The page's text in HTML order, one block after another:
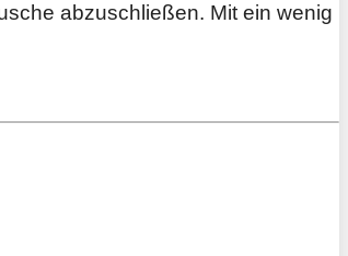
abzuschließen. Mit ein wenig